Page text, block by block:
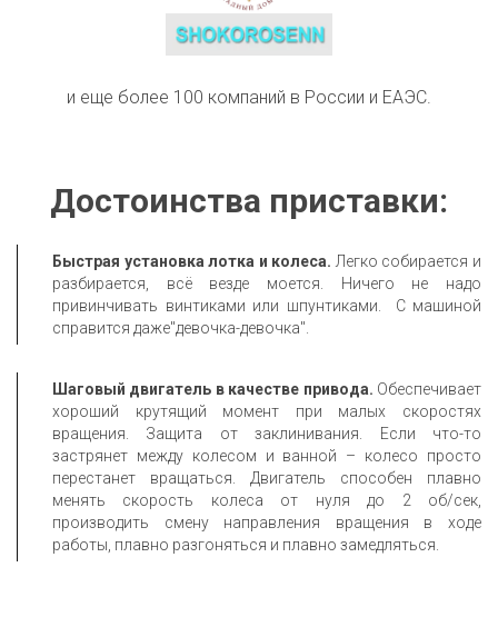
и еще более 100 компаний в России и ЕАЭС.
Достоинства приставки:
Быстрая установка лотка и колеса. Легко собирается и
разбирается, всё везде моется. Ничего не надо
привинчивать винтиками или шпунтиками. С машиной
справится даже"девочка-девочка".
Шаговый двигатель в качестве привода. Обеспечивает
хороший крутящий момент при малых скоростях
вращения. Защита от заклинивания. Если что-то
застрянет между колесом и ванной – колесо просто
перестанет вращаться. Двигатель способен плавно
менять скорость колеса от нуля до 2 об/сек,
производить смену направления вращения в ходе
работы, плавно разгоняться и плавно замедляться.